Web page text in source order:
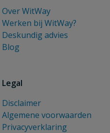
Over WitWay
Werken bij WitWay?
Deskundig advies
Blog
Legal
Disclaimer
Algemene voorwaarden
Privacyverklaring